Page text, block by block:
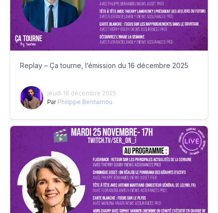
Replay – Ça tourne, l’émission du 16 décembre 2025
jeudi 18 décembre 2025
Par Philippe Benhamou